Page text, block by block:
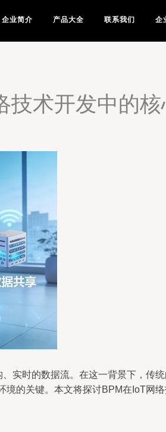
企业简介 产品大全 联系我们 企
术开发中的核
实时的数据流。在这一背景下，传
的关键。本文将探讨BPM在IoT网